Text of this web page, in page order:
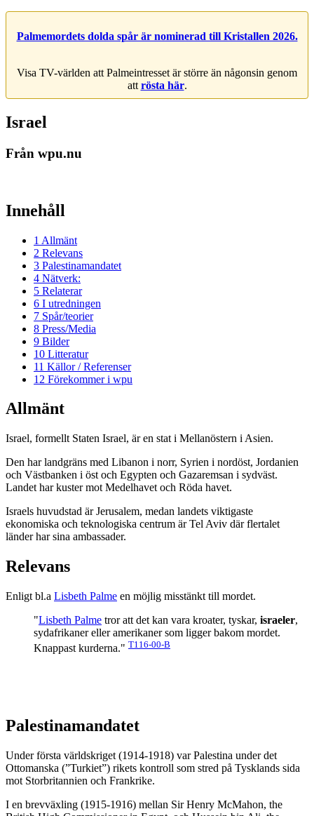
Palmemordets dolda spår är nominerad till Kristallen 2026.
Visa TV-världen att Palmeintresset är större än någonsin genom
att rösta här.
Israel
Från wpu.nu
Innehåll
1 Allmänt
2 Relevans
3 Palestinamandatet
4 Nätverk:
5 Relaterar
6 I utredningen
7 Spår/teorier
8 Press/Media
9 Bilder
10 Litteratur
11 Källor / Referenser
12 Förekommer i wpu
Allmänt
Israel, formellt Staten Israel, är en stat i Mellanöstern i Asien.
Den har landgräns med Libanon i norr, Syrien i nordöst, Jordanien
och Västbanken i öst och Egypten och Gazaremsan i sydväst.
Landet har kuster mot Medelhavet och Röda havet.
Israels huvudstad är Jerusalem, medan landets viktigaste
ekonomiska och teknologiska centrum är Tel Aviv där flertalet
länder har sina ambassader.
Relevans
Enligt bl.a Lisbeth Palme en möjlig misstänkt till mordet.
"Lisbeth Palme tror att det kan vara kroater, tyskar, israeler,
sydafrikaner eller amerikaner som ligger bakom mordet.
Knappast kurderna." T116-00-B
Palestinamandatet
Under första världskriget (1914-1918) var Palestina under det
Ottomanska (”Turkiet”) rikets kontroll som stred på Tysklands sida
mot Storbritannien och Frankrike.
I en brevväxling (1915-1916) mellan Sir Henry McMahon, the